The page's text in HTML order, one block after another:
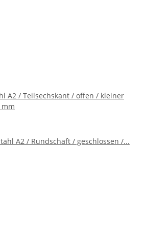
A2 / Teilsechskant / offen / kleiner